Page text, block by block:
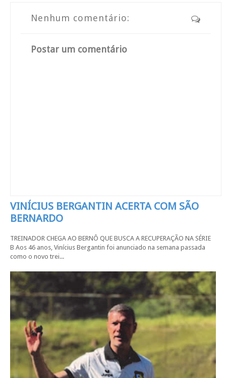
Nenhum comentário:
Postar um comentário
VINÍCIUS BERGANTIN ACERTA COM SÃO
BERNARDO
TREINADOR CHEGA AO BERNÔ QUE BUSCA A RECUPERAÇÃO NA SÉRIE
B Aos 46 anos, Vinícius Bergantin foi anunciado na semana passada
como o novo trei...